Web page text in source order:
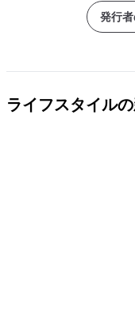
発行
ライフスタイル